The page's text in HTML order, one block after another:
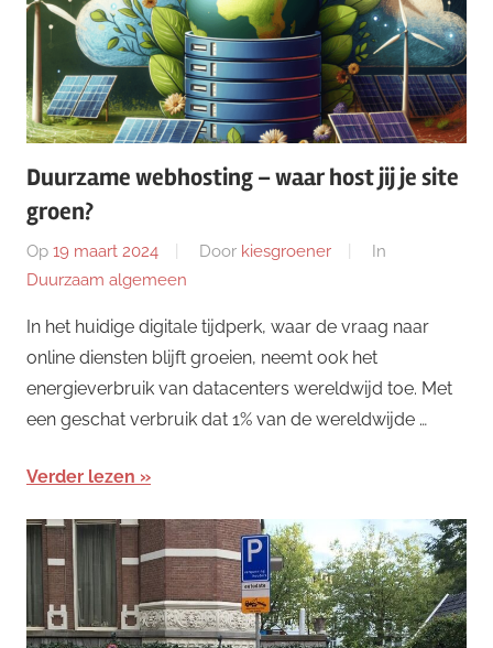
Duurzame webhosting – waar host jij je site
groen?
Op 19 maart 2024 Door kiesgroener
In
Duurzaam algemeen
In het huidige digitale tijdperk, waar de vraag naar
online diensten blijft groeien, neemt ook het
energieverbruik van datacenters wereldwijd toe. Met
een geschat verbruik dat 1% van de wereldwijde …
Verder lezen